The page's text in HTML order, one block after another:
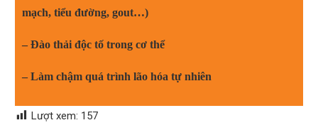
mạch, tiểu đường, gout…)
– Đào thải độc tố trong cơ thể
– Làm chậm quá trình lão hóa tự nhiên
Lượt xem: 157